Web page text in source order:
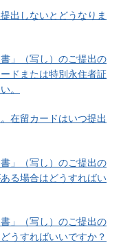
出しないとどうなりま
」（写し）のご提出の
ドまたは特別永住者証
。
在留カードはいつ提出
」（写し）のご提出の
る場合はどうすればい
」（写し）のご提出の
うすればいいですか？